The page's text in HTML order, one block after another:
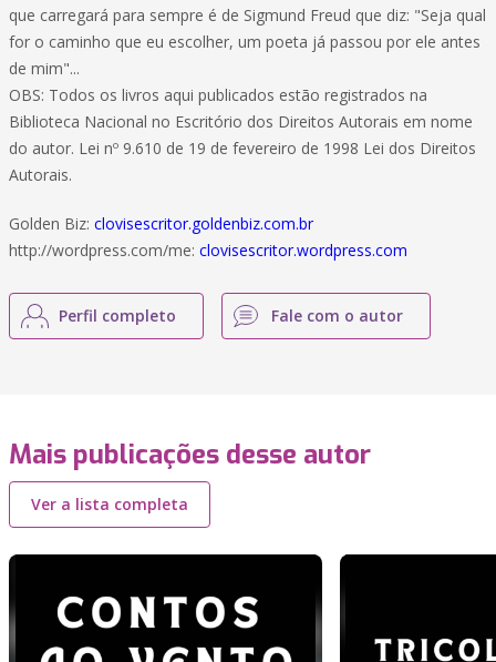
que carregará para sempre é de Sigmund Freud que diz: "Seja qual
for o caminho que eu escolher, um poeta já passou por ele antes
de mim"...
OBS: Todos os livros aqui publicados estão registrados na
Biblioteca Nacional no Escritório dos Direitos Autorais em nome
do autor. Lei nº 9.610 de 19 de fevereiro de 1998 Lei dos Direitos
Autorais.
Golden Biz: clovisescritor.goldenbiz.com.br
http://wordpress.com/me: clovisescritor.wordpress.com
Perfil completo Fale com o autor
Mais publicações desse autor
Ver a lista completa